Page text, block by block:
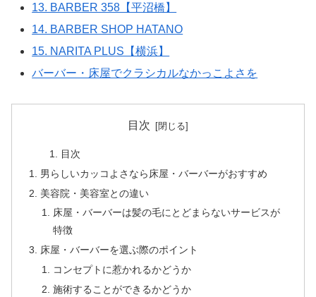
13. BARBER 358【平沼橋】
14. BARBER SHOP HATANO
15. NARITA PLUS【横浜】
バーバー・床屋でクラシカルなかっこよさを
目次
目次
男らしいカッコよさなら床屋・バーバーがおすすめ
美容院・美容室との違い
床屋・バーバーは髪の毛にとどまらないサービスが
特徴
床屋・バーバーを選ぶ際のポイント
コンセプトに惹かれるかどうか
施術することができるかどうか